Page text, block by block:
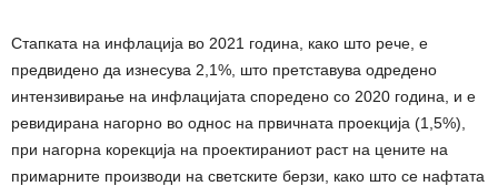
Стапката на инфлација во 2021 година, како што рече, е
предвидено да изнесува 2,1%, што претставува одредено
интензивирање на инфлацијата споредено со 2020 година, и е
ревидирана нагорно во однос на првичната проекција (1,5%),
при нагорна корекција на проектираниот раст на цените на
примарните производи на светските берзи, како што се нафтата